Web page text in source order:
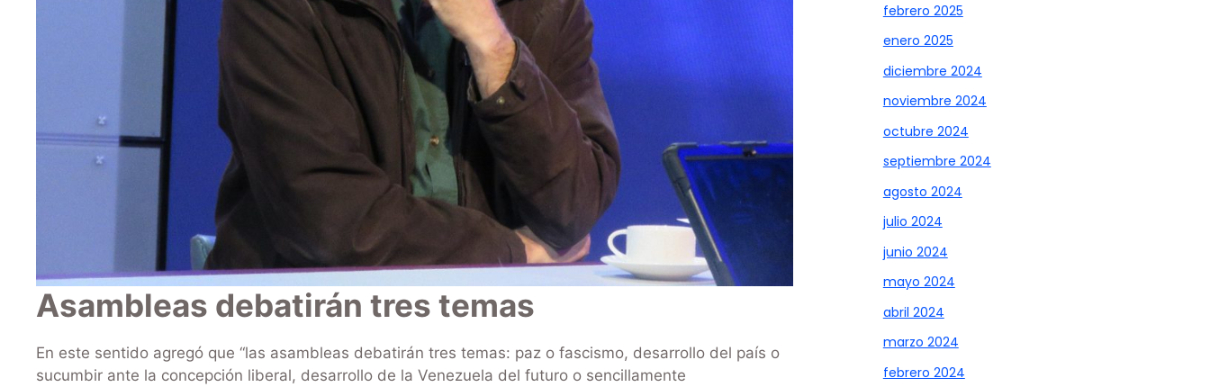
Asambleas debatirán tres temas
En este sentido agregó que “las asambleas debatirán tres temas: paz o fascismo, desarrollo del país o
sucumbir ante la concepción liberal, desarrollo de la Venezuela del futuro o sencillamente
febrero 2025
enero 2025
diciembre 2024
noviembre 2024
octubre 2024
septiembre 2024
agosto 2024
julio 2024
junio 2024
mayo 2024
abril 2024
marzo 2024
febrero 2024